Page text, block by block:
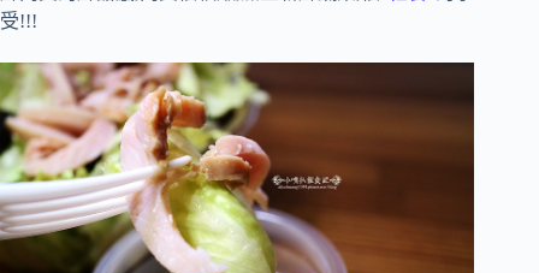
受!!!